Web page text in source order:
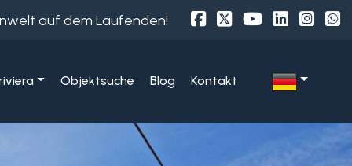
auf dem Laufenden!
Objektsuche Blog Kontakt